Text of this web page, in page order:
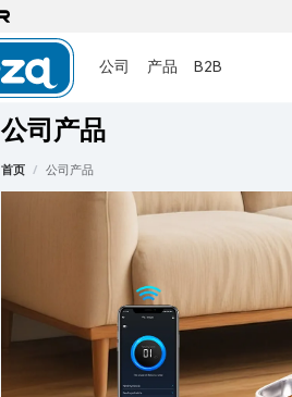
公司 产品 B2B
公司产品
首页 / 公司产品